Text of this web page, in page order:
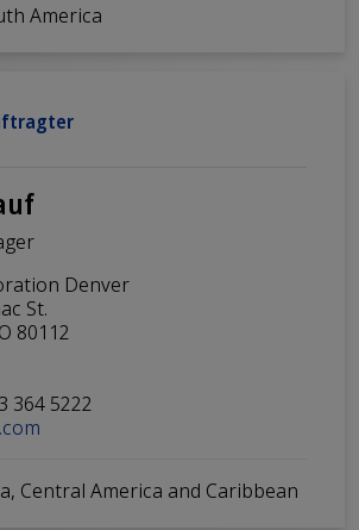
America
Denver
St.
80112
364 5222
Central America and Caribbean